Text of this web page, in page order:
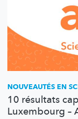
NOUVEAUTÉS EN
10 résultats
Luxembourg –